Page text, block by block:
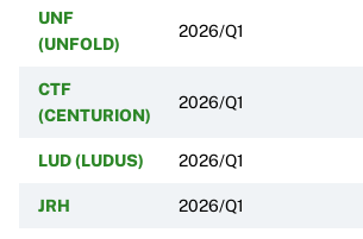
UNF
(UNFOLD)
2026/Q1
CTF
(CENTURION)
2026/Q1
LUD (LUDUS) 2026/Q1
JRH 2026/Q1